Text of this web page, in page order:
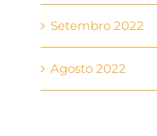
Setembro 2022
Agosto 2022